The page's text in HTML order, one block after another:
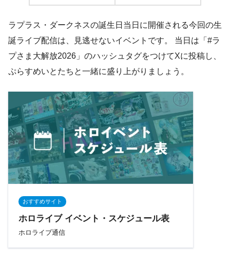
ラプラス・ダークネスの誕生日当日に開催される今回の生
誕ライブ配信は、見逃せないイベントです。 当日は「#ラ
プさま大解放2026」のハッシュタグをつけてXに投稿し、
ぷらすめいとたちと一緒に盛り上がりましょう。
おすすめサイト
ホロライブ イベント・スケジュール表
ホロライブ通信